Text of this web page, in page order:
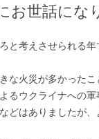
お世話にな
考えさせられる年
な火災が多かった
るウクライナへの
どはありましたが